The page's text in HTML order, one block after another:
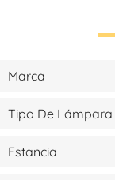
Marca
Tipo De Lámpara
Estancia